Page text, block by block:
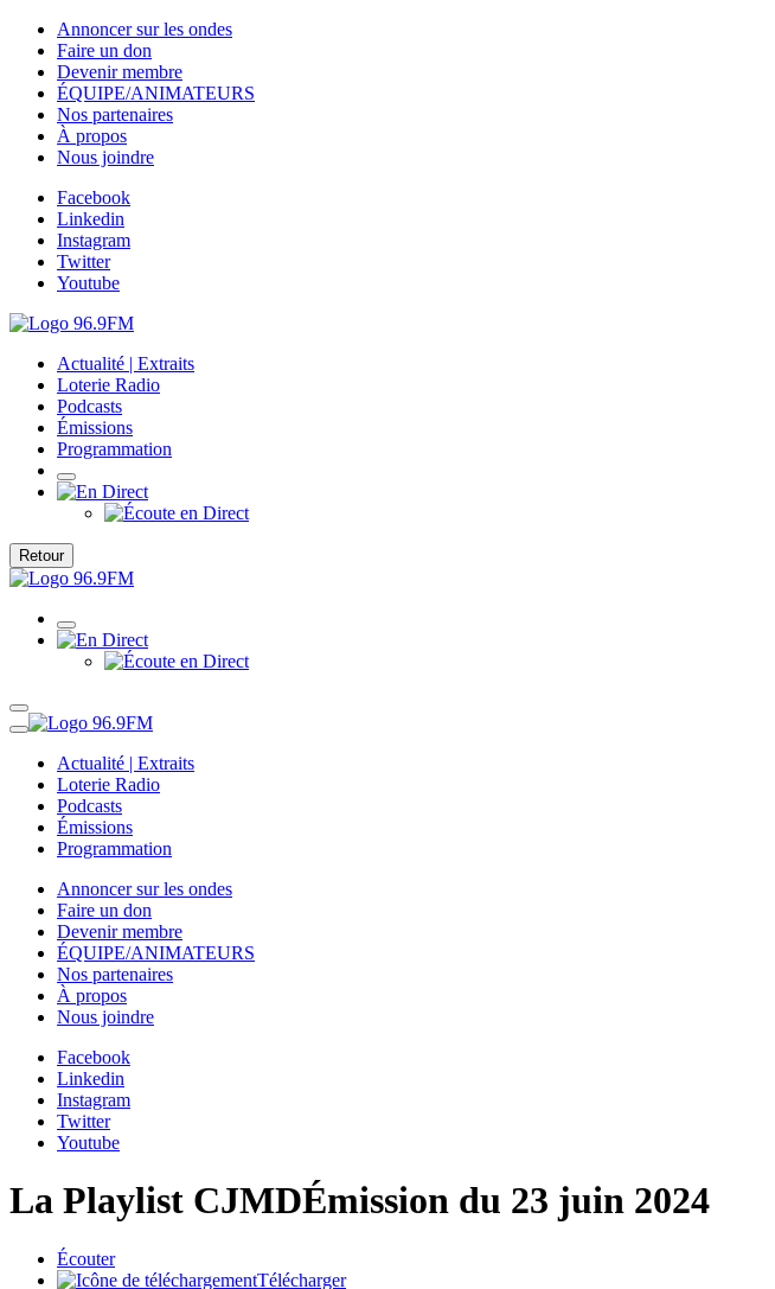
Annoncer sur les ondes
Faire un don
Devenir membre
ÉQUIPE/ANIMATEURS
Nos partenaires
À propos
Nous joindre
Facebook
Linkedin
Instagram
Twitter
Youtube
Actualité | Extraits
Loterie Radio
Podcasts
Émissions
Programmation
Retour
Actualité | Extraits
Loterie Radio
Podcasts
Émissions
Programmation
Annoncer sur les ondes
Faire un don
Devenir membre
ÉQUIPE/ANIMATEURS
Nos partenaires
À propos
Nous joindre
Facebook
Linkedin
Instagram
Twitter
Youtube
La Playlist CJMDÉmission du 23 juin 2024
Écouter
Télécharger